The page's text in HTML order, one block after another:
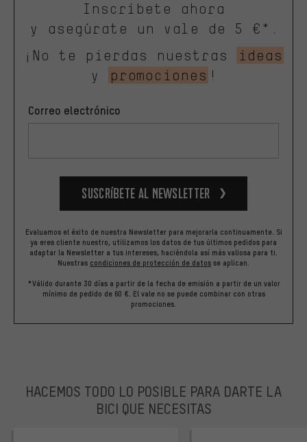
Inscríbete ahora
y asegúrate un vale de 5 €*.
¡No te pierdas nuestras
ideas
y
promociones !
Correo electrónico
Suscríbete al newsletter
Evaluamos el éxito de nuestra Newsletter para mejorarla continuamente. Si
ya eres cliente nuestro, utilizamos los datos de tus últimos pedidos para
adaptar la Newsletter a tus intereses, haciéndola así más valiosa para ti.
Nuestras condiciones de protección de datos se aplican.
*Válido durante 30 días a partir de la fecha de emisión a partir de un valor
mínimo de pedido de 60 €. El vale no se puede combinar con otras
promociones.
HACEMOS TODO LO POSIBLE PARA DARTE LA
BICI QUE NECESITAS